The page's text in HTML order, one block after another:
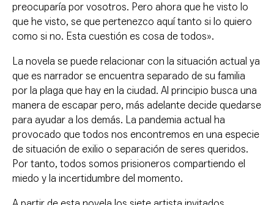
preocuparía por vosotros. Pero ahora que he visto lo
que he visto, se que pertenezco aquí tanto si lo quiero
como si no. Esta cuestión es cosa de todos».
La novela se puede relacionar con la situación actual ya
que es narrador se encuentra separado de su familia
por la plaga que hay en la ciudad. Al principio busca una
manera de escapar pero, más adelante decide quedarse
para ayudar a los demás. La pandemia actual ha
provocado que todos nos encontremos en una especie
de situación de exilio o separación de seres queridos.
Por tanto, todos somos prisioneros compartiendo el
miedo y la incertidumbre del momento.